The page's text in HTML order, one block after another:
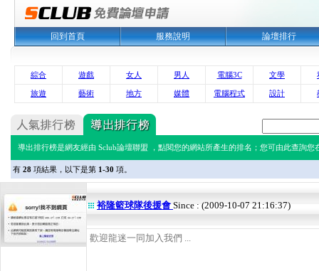
回到首頁 服務說明 論壇排行
綜合 遊戲 女人 男人 電腦3C 文學
旅遊 藝術 地方 媒體 電腦程式 設計
導出排行榜是網友經由 Sclub論壇聯盟 ，點閱您的網站所產生的排名；您可由此查詢您
有 28 項結果，以下是第 1-30 項。
裕隆籃球隊後援會 Since : (2009-10-07 21:16:37)
歡迎龍迷一同加入我們 ...